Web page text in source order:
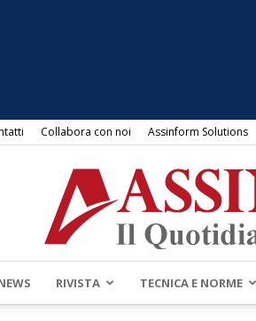
Collabora con noi Assinform Solutions
RIVISTA TECNICA E NORME